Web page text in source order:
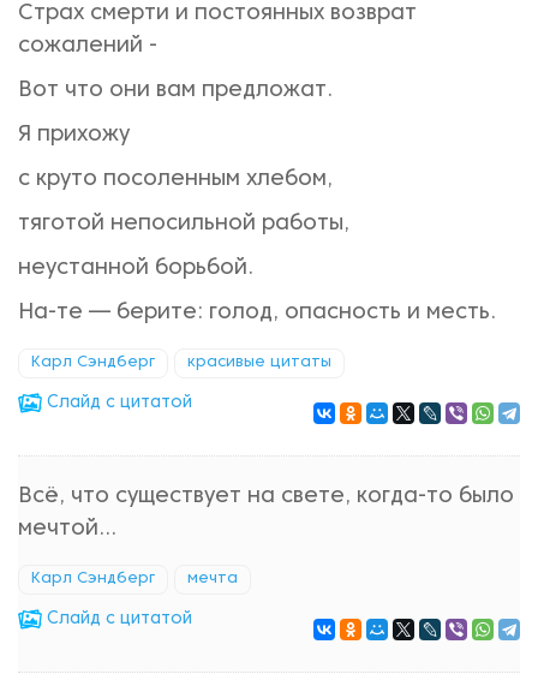
Страх смерти и постоянных возврат
сожалений -
Вот что они вам предложат.
Я прихожу
с круто посоленным хлебом,
тяготой непосильной работы,
неустанной борьбой.
На-те — берите: голод, опасность и месть.
Карл Сэндберг красивые цитаты
Cлайд с цитатой
Всё, что существует на свете, когда-то было
мечтой…
Карл Сэндберг мечта
Cлайд с цитатой